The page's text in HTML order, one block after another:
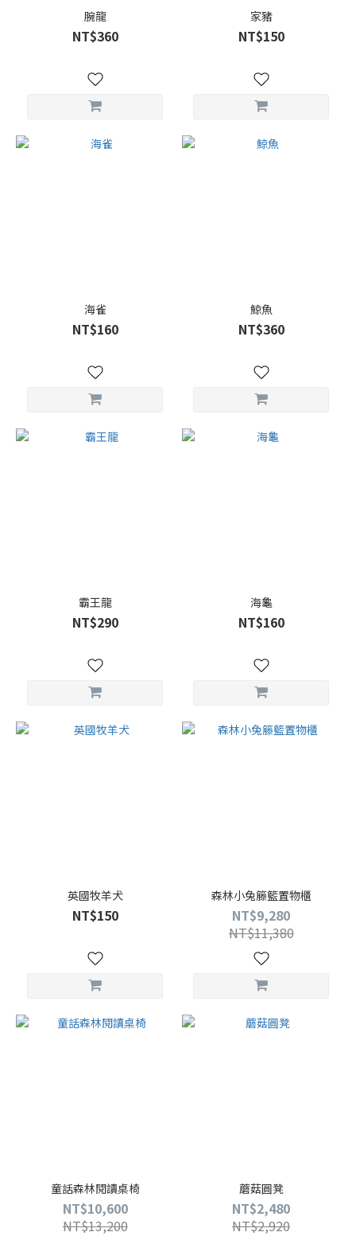
腕龍
NT$360
家豬
NT$150
海雀
NT$160
鯨魚
NT$360
霸王龍
NT$290
海龜
NT$160
英國牧羊犬
NT$150
森林小兔籐籃置物櫃
NT$9,280
NT$11,380
童話森林閱讀桌椅
NT$10,600
NT$13,200
蘑菇圓凳
NT$2,480
NT$2,920